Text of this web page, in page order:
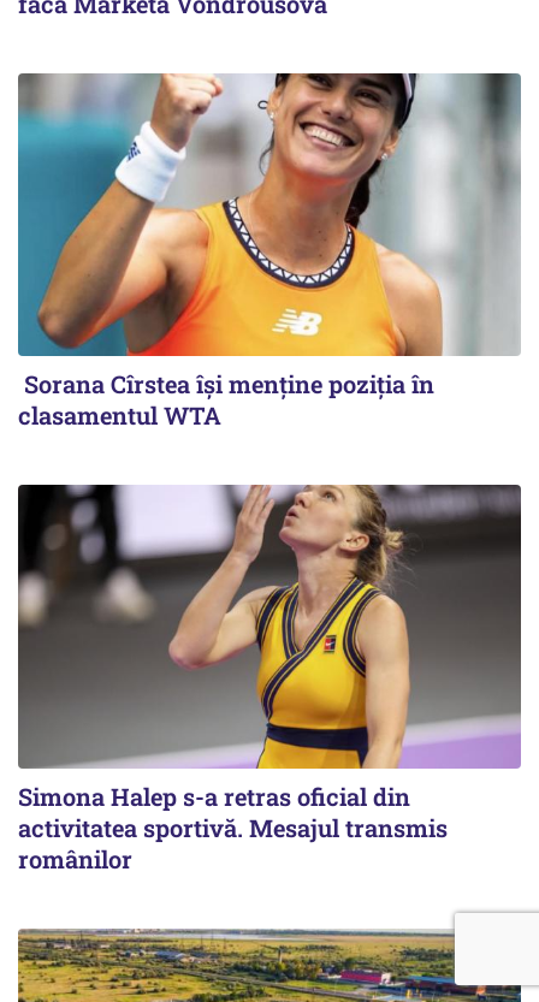
Sorana Cîrstea își menține poziția în
clasamentul WTA
Simona Halep s-a retras oficial din
activitatea sportivă. Mesajul transmis
românilor